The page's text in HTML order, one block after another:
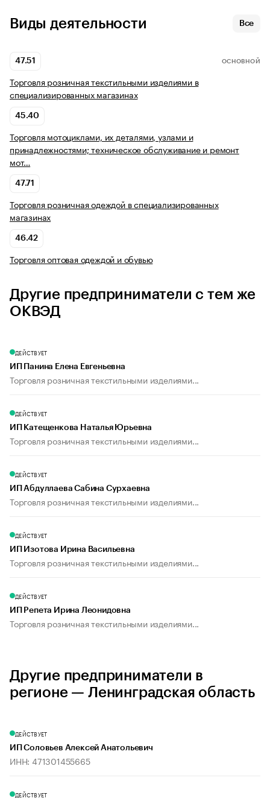
Виды деятельности Все
47.51 ОСНОВНОЙ
Торговля розничная текстильными изделиями в
специализированных магазинах
45.40
Торговля мотоциклами, их деталями, узлами и
принадлежностями; техническое обслуживание и ремонт
мот…
47.71
Торговля розничная одеждой в специализированных
магазинах
46.42
Торговля оптовая одеждой и обувью
Другие предприниматели с тем же
ОКВЭД
ДЕЙСТВУЕТ
ИП Панина Елена Евгеньевна
Торговля розничная текстильными изделиями...
ДЕЙСТВУЕТ
ИП Катещенкова Наталья Юрьевна
Торговля розничная текстильными изделиями...
ДЕЙСТВУЕТ
ИП Абдуллаева Сабина Сурхаевна
Торговля розничная текстильными изделиями...
ДЕЙСТВУЕТ
ИП Изотова Ирина Васильевна
Торговля розничная текстильными изделиями...
ДЕЙСТВУЕТ
ИП Репета Ирина Леонидовна
Торговля розничная текстильными изделиями...
Другие предприниматели в
регионе — Ленинградская область
ДЕЙСТВУЕТ
ИП Соловьев Алексей Анатольевич
ИНН: 471301455665
ДЕЙСТВУЕТ